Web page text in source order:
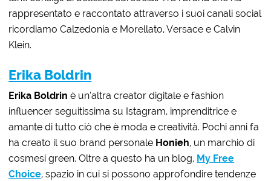
rappresentato e raccontato attraverso i suoi canali social
ricordiamo Calzedonia e Morellato, Versace e Calvin
Klein.
Erika Boldrin
Erika Boldrin è un’altra creator digitale e fashion
influencer seguitissima su Istagram, imprenditrice e
amante di tutto ciò che è moda e creatività. Pochi anni fa
ha creato il suo brand personale Honieh, un marchio di
cosmesi green. Oltre a questo ha un blog, My Free
Choice, spazio in cui si possono approfondire tendenze